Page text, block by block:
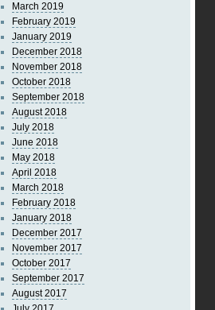
March 2019
February 2019
January 2019
December 2018
November 2018
October 2018
September 2018
August 2018
July 2018
June 2018
May 2018
April 2018
March 2018
February 2018
January 2018
December 2017
November 2017
October 2017
September 2017
August 2017